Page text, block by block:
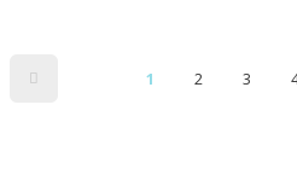
1 2 3